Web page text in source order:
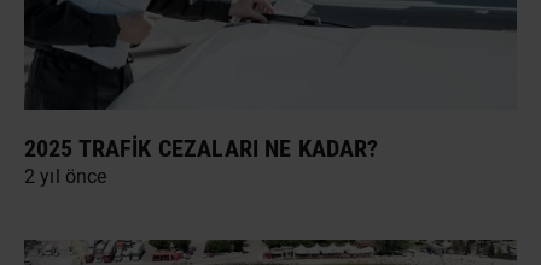
2025 TRAFIK CEZALARI NE KADAR?
2 yıl önce